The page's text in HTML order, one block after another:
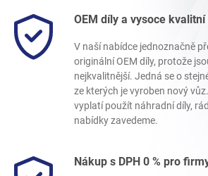
OEM díly a vysoce
V naší nabídce jednoznačně
originální OEM díly, protože
nejkvalitnější. Jedná se o
ze kterých je vyroben nový
vyplatí použít náhradní díly,
nabídky zavedeme.
Nákup s DPH 0 % pro